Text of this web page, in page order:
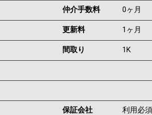
仲介手数料 0ヶ月
更新料 1ヶ月
間取り 1K
保証会社 利用必須